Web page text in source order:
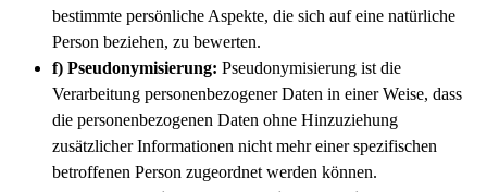
bestimmte persönliche Aspekte, die sich auf eine natürliche
Person beziehen, zu bewerten.
f) Pseudonymisierung: Pseudonymisierung ist die
Verarbeitung personenbezogener Daten in einer Weise, dass
die personenbezogenen Daten ohne Hinzuziehung
zusätzlicher Informationen nicht mehr einer spezifischen
betroffenen Person zugeordnet werden können.